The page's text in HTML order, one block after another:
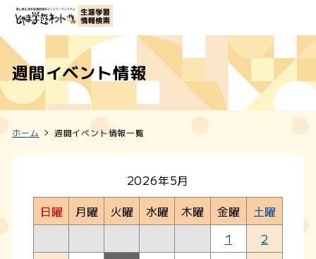
週間イベント情報
ホーム 週間イベント情報一覧
2026年5月
日曜
月曜 火曜 水曜 木曜 金曜
土曜
1
2